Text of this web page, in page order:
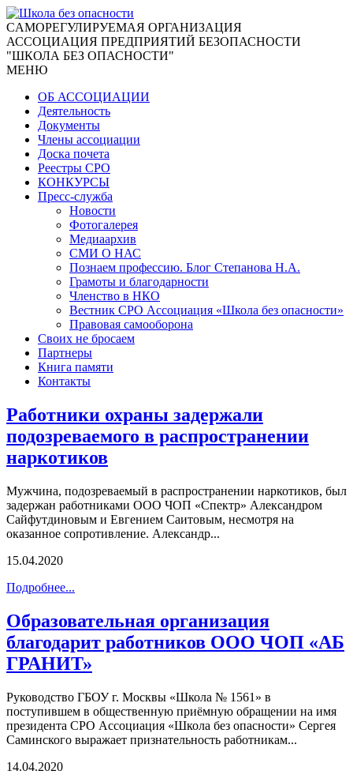
CАМОРЕГУЛИРУЕМАЯ ОРГАНИЗАЦИЯ
АССОЦИАЦИЯ ПРЕДПРИЯТИЙ БЕЗОПАСНОСТИ
"ШКОЛА БЕЗ ОПАСНОСТИ"
МЕНЮ
ОБ АССОЦИАЦИИ
Деятельность
Документы
Члены ассоциации
Доска почета
Реестры СРО
КОНКУРСЫ
Пресс-служба
Новости
Фотогалерея
Медиаархив
СМИ О НАС
Познаем профессию. Блог Степанова Н.А.
Грамоты и благодарности
Членство в НКО
Вестник СРО Ассоциация «Школа без опасности»
Правовая самооборона
Своих не бросаем
Партнеры
Книга памяти
Контакты
Работники охраны задержали
подозреваемого в распространении
наркотиков
Мужчина, подозреваемый в распространении наркотиков, был
задержан работниками ООО ЧОП «Спектр» Александром
Сайфутдиновым и Евгением Саитовым, несмотря на
оказанное сопротивление. Александр...
15.04.2020
Подробнее...
Образовательная организация
благодарит работников ООО ЧОП «АБ
ГРАНИТ»
Руководство ГБОУ г. Москвы «Школа № 1561» в
поступившем в общественную приёмную обращении на имя
президента СРО Ассоциация «Школа без опасности» Сергея
Саминского выражает признательность работникам...
14.04.2020